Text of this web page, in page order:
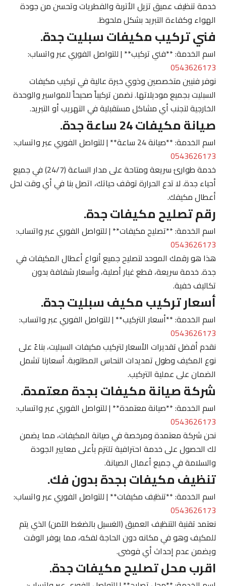
خدمة تنظيف عميق تزيل الأتربة والفطريات وتحسن من جودة
الهواء وكفاءة التبريد بشكل ملحوظ.
فني تركيب مكيفات سبليت جدة.
اسم الخدمة: **فني تركيب** | للتواصل الفوري عبر واتساب:
0543626173
نوفر فنيين متخصصين وذوي خبرة عالية في تركيب مكيفات
السبليت بجميع موديلاتها. نضمن تركيباً صحيحاً للمواسير والوحدة
الخارجية لتجنب أي مشاكل مستقبلية في التهريب أو التبريد.
صيانة مكيفات 24 ساعة جدة.
اسم الخدمة: **صيانة 24 ساعة** | للتواصل الفوري عبر واتساب:
0543626173
خدمة طوارئ سريعة ومتاحة على مدار الساعة (24/7) في جميع
أحياء جدة. لا تدع الحرارة توقف حياتك، اتصل بنا في أي وقت لحل
أعطال مكيفك.
رقم تصليح مكيفات جدة.
اسم الخدمة: **تصليح مكيفات** | للتواصل الفوري عبر واتساب:
0543626173
هذا هو رقمك الموحد لتصليح جميع أنواع أعطال المكيفات في
جدة. خدمة سريعة، قطع غيار أصلية، وأسعار شفافة بدون
تكاليف خفية.
أسعار تركيب مكيف سبليت جدة.
اسم الخدمة: **أسعار التركيب** | للتواصل الفوري عبر واتساب:
0543626173
نقدم أفضل تقديرات الأسعار لتركيب مكيفات السبليت، بناءً على
نوع المكيف وطول تمديدات النحاس المطلوبة. أسعارنا تشمل
الضمان على عملية التركيب.
شركة صيانة مكيفات بجدة معتمدة.
اسم الخدمة: **صيانة معتمدة** | للتواصل الفوري عبر واتساب:
0543626173
نحن شركة معتمدة ومرخصة في صيانة المكيفات، مما يضمن
لك الحصول على خدمة احترافية تلتزم بأعلى معايير الجودة
والسلامة في جميع أعمال الصيانة.
تنظيف مكيفات بجدة بدون فك.
اسم الخدمة: **تنظيف مكيفات** | للتواصل الفوري عبر واتساب:
0543626173
نعتمد تقنية التنظيف العميق (الغسيل بالضغط الآمن) الذي يتم
للمكيف وهو في مكانه دون الحاجة لفكه، مما يوفر الوقت
ويضمن عدم إحداث أي فوضى.
اقرب محل تصليح مكيفات جدة.